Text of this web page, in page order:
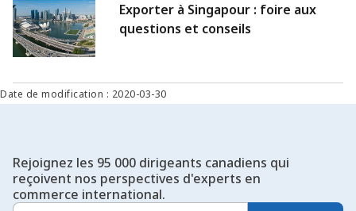
Exporter à Singapour : foire aux
questions et conseils
Date de modification : 2020-03-30
Rejoignez les 95 000 dirigeants canadiens qui
reçoivent nos perspectives d'experts en
commerce international.